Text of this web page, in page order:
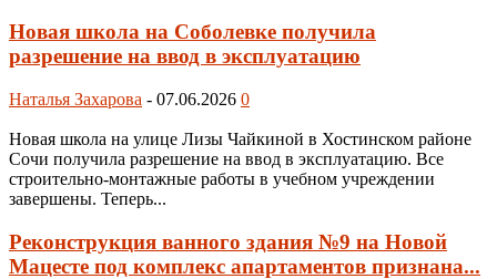
Новая школа на Соболевке получила
разрешение на ввод в эксплуатацию
Наталья Захарова - 07.06.2026 0
Новая школа на улице Лизы Чайкиной в Хостинском районе
Сочи получила разрешение на ввод в эксплуатацию. Все
строительно-монтажные работы в учебном учреждении
завершены. Теперь...
Реконструкция ванного здания №9 на Новой
Мацесте под комплекс апартаментов признана...